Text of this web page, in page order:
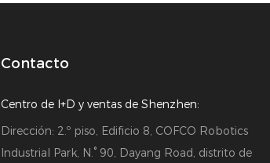
Contacto
Centro de I+D y ventas de Shenzhen:
Dirección: 2.º piso, Edificio 8, COFCO Robotics
Industrial Park, N.° 90, Dayang Road, distrito de